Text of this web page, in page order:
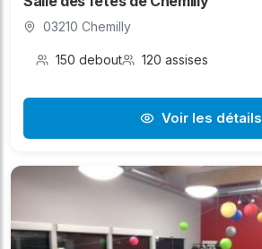
03210 Chemilly
150 debout 120 assises
Voir les détails